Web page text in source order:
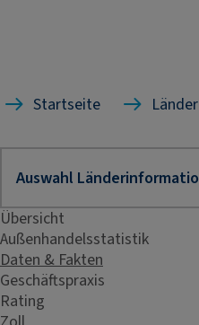
Startseite Länder
Übersicht
Außenhandelsstatistik
Daten & Fakten
Geschäftspraxis
Rating